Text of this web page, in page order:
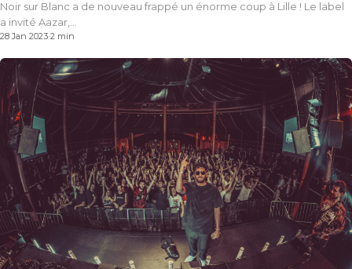
Noir sur Blanc a de nouveau frappé un énorme coup à Lille ! Le label
a invité Aazar,…
28 Jan 2023·2 min